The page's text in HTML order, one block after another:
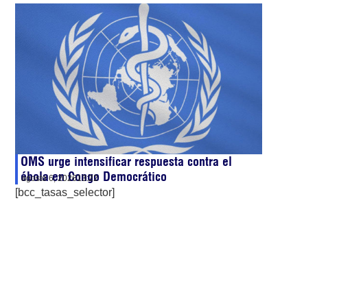
OMS urge intensificar respuesta contra el
ébola en Congo Democrático
agosto 6, 202613:22
[bcc_tasas_selector]